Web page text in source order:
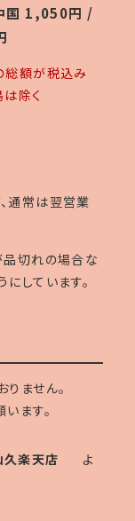
国 1,050円 /
総額が税込み
除く
通常は翌営業
品切れの場合な
しています。
ません。
ます。
楽天店
よ